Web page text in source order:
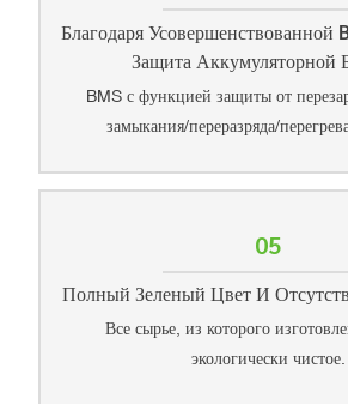
Благодаря Усовершенствованной
Защита Аккумуляторной
BMS с функцией защиты от
замыкания/переразряда/
05
Полный Зеленый Цвет И
Все сырье, из которого
экологически чистое.